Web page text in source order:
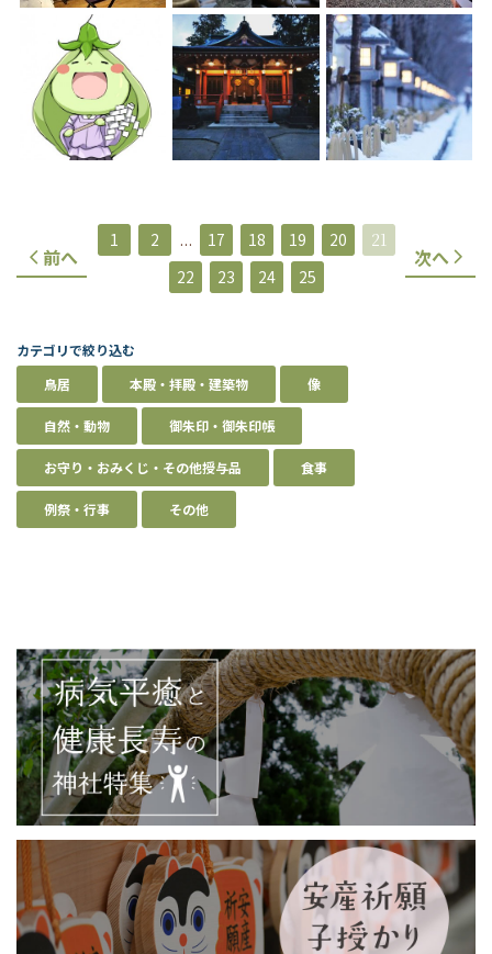
前へ
1 2 ... 17 18 19 20
21
22
23 24 25
次へ
カテゴリで絞り込む
鳥居
本殿・拝殿・建築物 像
自然・動物 御朱印・御朱印帳
お守り・おみくじ・その他授与品 食事
例祭・行事 その他